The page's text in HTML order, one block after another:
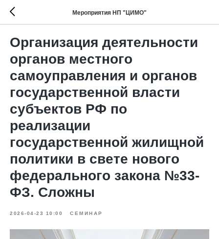
Мероприятия НП "ЦИМО"
Организация деятельности
органов местного
самоуправления и органов
государственной власти
субъектов РФ по
реализации
государственной жилищной
политики в свете нового
федерального закона №33-
ФЗ. Сложны
2026-04-23 10:00 СЕМИНАР